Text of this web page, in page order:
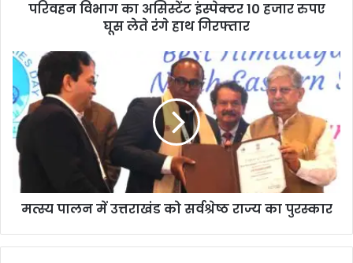
परिवहन विभाग का असिस्टेंट इंस्पेक्टर 10 हजार रुपए
घूस लेते रंगे हाथ गिरफ्तार
मत्स्य पालन में उत्तराखंड को सर्वश्रेष्ठ राज्य का पुरस्कार